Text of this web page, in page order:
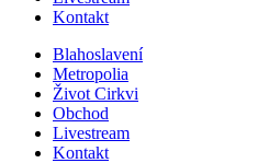
Kontakt
Blahoslavení
Metropolia
Život Cirkvi
Obchod
Livestream
Kontakt